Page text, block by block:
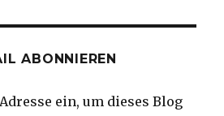
ABONNIEREN
ein, um dieses Blog